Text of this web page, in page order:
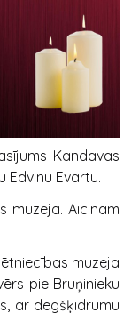
Kandavas
Edvīnu Evartu.
muzeja. Aicinām
muzeja
pie Bruņinieku
ar degšķidrumu